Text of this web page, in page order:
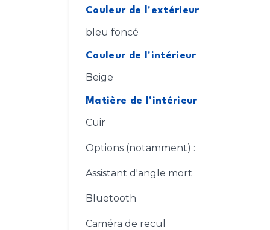
Couleur de l'extérieur
bleu foncé
Couleur de l'intérieur
Beige
Matière de l'intérieur
Cuir
Options (notamment) :
Assistant d'angle mort
Bluetooth
Caméra de recul